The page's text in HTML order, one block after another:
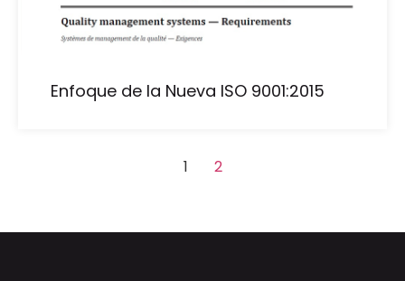
Enfoque de la Nueva ISO 9001:2015
1 2